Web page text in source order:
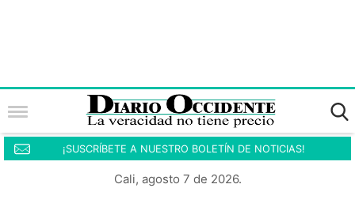
¡SUSCRÍBETE A NUESTRO BOLETÍN DE NOTICIAS!
Cali, agosto 7 de 2026.